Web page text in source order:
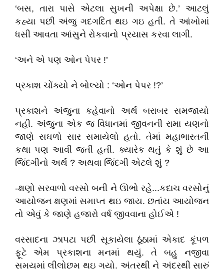
‘બસ, તારા પાસે એટલા સુખની અપેક્ષા છે.’ આટલું
કહ્યા પછી અંજુ ગદગદિત થઇ ગઇ હતી. તે આંખોમાં
ધસી આવતા આંસુને રોકવાનો પ્રયાસ કરવા લાગી.
‘અને એ પણ ઓન પેપર !’
પ્રકાશ ચોંક્યો ને બોલ્યો : ‘ઓન પેપર !?’
પ્રકાશને અંજુના કહેવાનો અર્થ બરાબર સમજાયો
નહી. અંજુના એક જ વિધાનમાં જીવનની રામા યણનો
જાણે સઘળો સાર સમાયેલો હતો. તેમાં મહાભારતની
કથા પણ આવી જતી હતી. ક્યારેક થતું કે શું છે આ
જિંદગીનો અર્થ ? અથવા જિંદગી એટલે શું ?
-ક્ષણો સરવાળો વરસો બની ને ઊભો રહે...કદાચ વરસોનું
આયોજન ક્ષણમાં સમાપ્ત થઇ જાય. છતાંય આયોજન
તો એવું કે જાણે હજારો વર્ષ જીવવાના હોઈએ !
વરસાદના ઝાપટા પછી સૂકાયેલા ઠૂંઠામાં એકાદ કૂંપળ
ફૂટે એમ પ્રકાશના મનમાં થયું. તે બહુ નજીવા
સમયમાં લીલોછમ થઇ ગયો. અંતરથી ને અંદરથી સારું